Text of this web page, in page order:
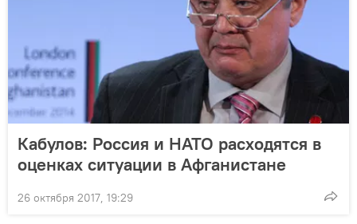
Кабулов: Россия и НАТО расходятся в
оценках ситуации в Афганистане
26 октября 2017, 19:29